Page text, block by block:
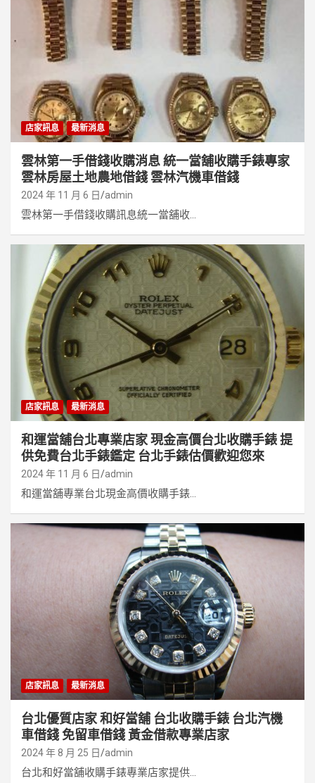
店家訊息 最新消息
雲林第一手借錢收購消息 統一當舖收購手錶專家
雲林房屋土地農地借錢 雲林汽機車借錢
2024 年 11 月 6 日 admin
雲林第一手借錢收購訊息統一當舖收...
店家訊息 最新消息
和運當舖台北專業店家 現金高價台北收購手錶 提
供免費台北手錶鑑定 台北手錶估價歡迎您來
2024 年 11 月 6 日 admin
和運當舖專業台北現金高價收購手錶...
店家訊息 最新消息
台北優質店家 和好當舖 台北收購手錶 台北汽機
車借錢 免留車借錢 黃金借款專業店家
2024 年 8 月 25 日 admin
台北和好當舖收購手錶專業店家提供...